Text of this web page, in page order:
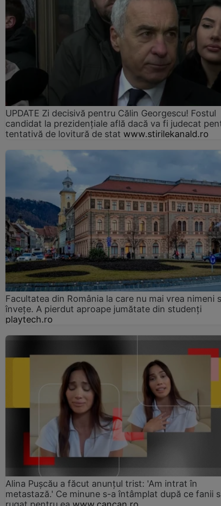
UPDATE Zi decisivă pentru Călin Georgescu! Fostul
candidat la prezidențiale află dacă va fi judecat
tentativă de lovitură de stat www.stirilekanald.ro
Facultatea din România la care nu mai vrea nimeni
înveţe. A pierdut aproape jumătate din studenţi
playtech.ro
Alina Pușcău a făcut anunțul trist: 'Am intrat în
metastază.' Ce minune s-a întâmplat după ce fanii